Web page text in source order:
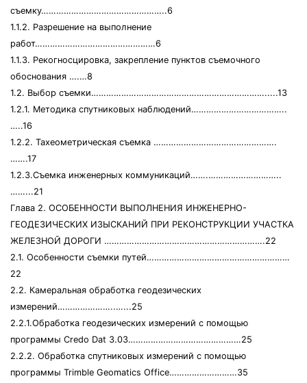
съемку…………………………………………..6
1.1.2. Разрешение на выполнение
работ…………………………………………6
1.1.3. Рекогносцировка, закрепление пунктов съемочного
обоснования ….…8
1.2. Выбор съемки…………………………………………………………….....13
1.2.1. Методика спутниковых наблюдений………………………………..
…..16
1.2.2. Тахеометрическая съемка ………………………………………….
…….17
1.2.3.Съемка инженерных коммуникаций…….………………………..
……...21
Глава 2. ОСОБЕННОСТИ ВЫПОЛНЕНИЯ ИНЖЕНЕРНО-
ГЕОДЕЗИЧЕСКИХ ИЗЫСКАНИЙ ПРИ РЕКОНСТРУКЦИИ УЧАСТКА
ЖЕЛЕЗНОЙ ДОРОГИ ……………………………………………………….22
2.1. Особенности съемки путей…………………………………………………
22
2.2. Камеральная обработка геодезических
измерений…………………..…...25
2.2.1.Обработка геодезических измерений с помощью
программы Credo Dat 3.03………………………………………25
2.2.2. Обработка спутниковых измерений с помощью
программы Trimble Geomatics Office………………………35